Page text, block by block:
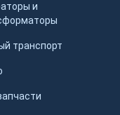
и
транспорт